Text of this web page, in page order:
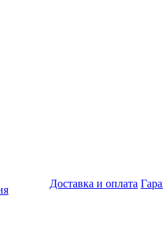
Доставка и оплата